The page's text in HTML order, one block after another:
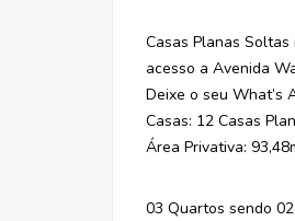
Casas Planas
acesso a Avenida
Deixe o seu What’s
Casas: 12 Casas
Área Privativa:
03 Quartos sendo